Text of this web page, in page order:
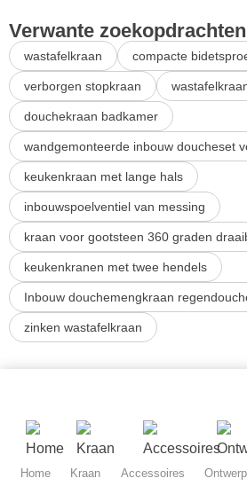
Verwante zoekopdrachten
wastafelkraan compacte
verborgen stopkraan
douchekraan badkamer
wandgemonteerde inbouw doucheset
keukenkraan met lange hals
inbouwspoelventiel van messing
kraan voor gootsteen 360 graden
keukenkranen met twee hendels
Inbouw douchemengkraan
zinken wastafelkraan
Home Kraan Accessoires Ontwerp